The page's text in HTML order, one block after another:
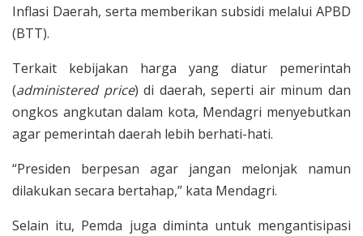
Inflasi Daerah, serta memberikan subsidi melalui APBD
(BTT).
Terkait kebijakan harga yang diatur pemerintah
(administered price) di daerah, seperti air minum dan
ongkos angkutan dalam kota, Mendagri menyebutkan
agar pemerintah daerah lebih berhati-hati.
“Presiden berpesan agar jangan melonjak namun
dilakukan secara bertahap,” kata Mendagri.
Selain itu, Pemda juga diminta untuk mengantisipasi